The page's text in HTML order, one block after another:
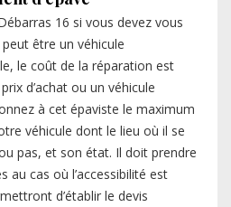
16 si vous devez vous
peut être un véhicule
le coût de la réparation est
d’achat ou un véhicule
à cet épaviste le maximum
véhicule dont le lieu où il se
pas, et son état. Il doit prendre
au cas où l’accessibilité est
d’établir le devis